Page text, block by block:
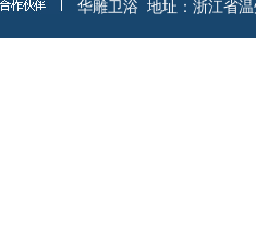
华雕卫浴 地址：浙江省